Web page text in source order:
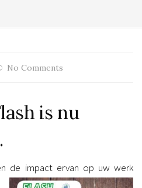
No Comments
is nu
de impact ervan op uw werk